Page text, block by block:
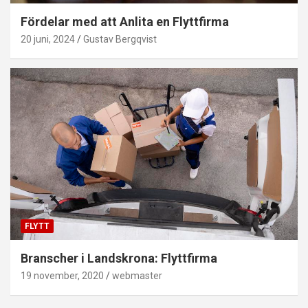
Fördelar med att Anlita en Flyttfirma
20 juni, 2024 Gustav Bergqvist
FLYTT
Branscher i Landskrona: Flyttfirma
19 november, 2020 webmaster